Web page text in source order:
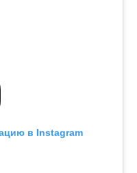
в Instagram